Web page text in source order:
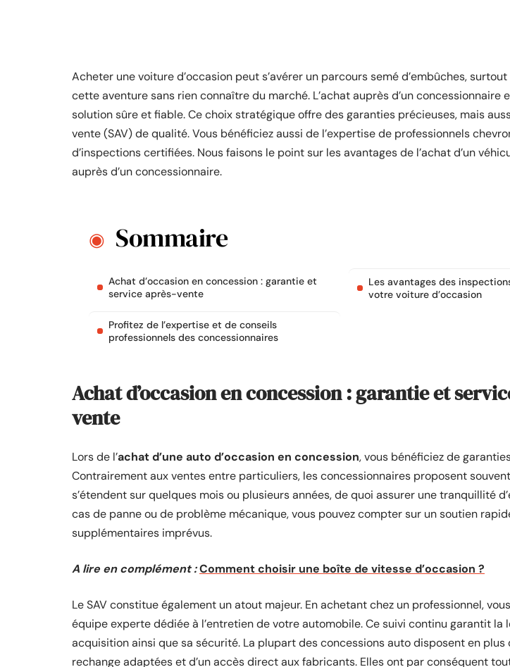
Acheter une voiture d’occasion peut s’avérer un parcours semé d’embûches, surtout
cette aventure sans rien connaître du marché. L’achat auprès d’un concessionnaire
solution sûre et fiable. Ce choix stratégique offre des garanties précieuses, mais
vente (SAV) de qualité. Vous bénéficiez aussi de l’expertise de professionnels
d’inspections certifiées. Nous faisons le point sur les avantages de l’achat d’un
auprès d’un concessionnaire.
Sommaire
Achat d’occasion en concession : garantie et
service après-vente
Profitez de l’expertise et de conseils
professionnels des concessionnaires
Les avantages des
votre voiture d’occasion
Achat d’occasion en concession : garantie et
vente
Lors de l’achat d’une auto d’occasion en concession, vous bénéficiez de
Contrairement aux ventes entre particuliers, les concessionnaires proposent
s’étendent sur quelques mois ou plusieurs années, de quoi assurer une tranquillité
cas de panne ou de problème mécanique, vous pouvez compter sur un soutien
supplémentaires imprévus.
A lire en complément :Comment choisir une boîte de vitesse d’occasion ?
Le SAV constitue également un atout majeur. En achetant chez un professionnel,
équipe experte dédiée à l’entretien de votre automobile. Ce suivi continu garantit la
acquisition ainsi que sa sécurité. La plupart des concessions auto disposent en plus
rechange adaptées et d’un accès direct aux fabricants. Elles ont par conséquent